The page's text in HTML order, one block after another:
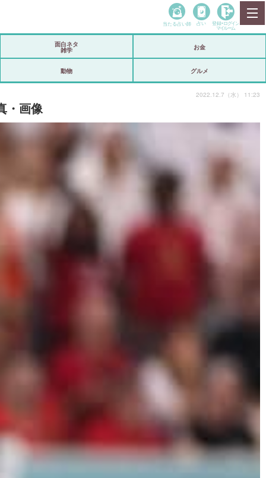
当たる占い師 占い 登録• ログイン
マイルーム
面白ネタ
雑学
お金
動物 グルメ
・画像
2022.12.7（水） 11:23